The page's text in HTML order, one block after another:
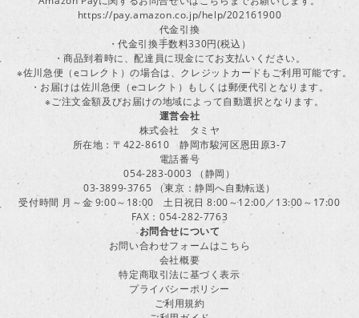
https://pay.amazon.co.jp/help/202161900
代金引換
・代金引換手数料330円(税込）
・商品到着時に、配達員に現金にてお支払いください。
※佐川急便（eコレクト）の場合は、クレジットカードもご利用可能です。
・お届けは佐川急便（eコレクト）もしくは郵便代引となります。
※ご注文金額及びお届けの地域によって自動選択となります。
運営会社
株式会社 タミヤ
所在地：〒422-8610 静岡市駿河区恩田原3-7
電話番号
054-283-0003 （静岡）
03-3899-3765 （東京：静岡へ自動転送）
受付時間 月～金 9:00～18:00 土日祝日 8:00～12:00／13:00～17:00
FAX：054-282-7763
お問合せについて
お問い合わせフォームはこちら
会社概要
特定商取引法に基づく表示
プライバシーポリシー
ご利用規約